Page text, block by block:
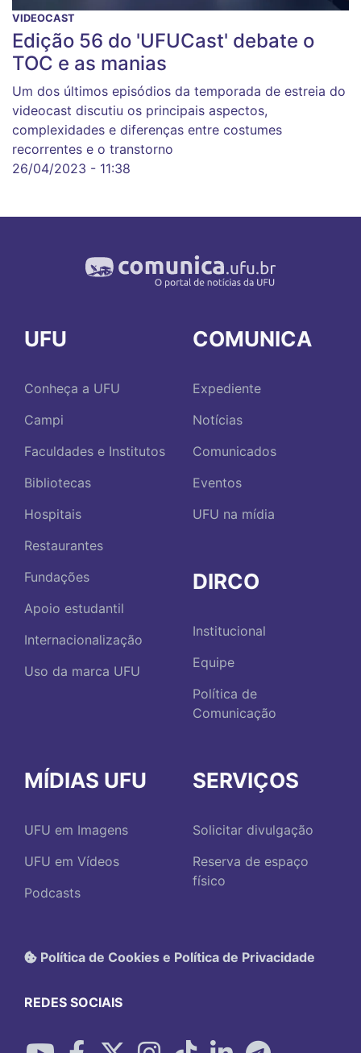
VIDEOCAST
Edição 56 do 'UFUCast' debate o
TOC e as manias
Um dos últimos episódios da temporada de estreia do
videocast discutiu os principais aspectos,
complexidades e diferenças entre costumes
recorrentes e o transtorno
26/04/2023 - 11:38
UFU
Conheça a UFU
Campi
Faculdades e Institutos
Bibliotecas
Hospitais
Restaurantes
Fundações
Apoio estudantil
Internacionalização
Uso da marca UFU
COMUNICA
Expediente
Notícias
Comunicados
Eventos
UFU na mídia
DIRCO
Institucional
Equipe
Política de
Comunicação
MÍDIAS UFU
UFU em Imagens
UFU em Vídeos
Podcasts
SERVIÇOS
Solicitar divulgação
Reserva de espaço
físico
Política de Cookies e Política de Privacidade
REDES SOCIAIS